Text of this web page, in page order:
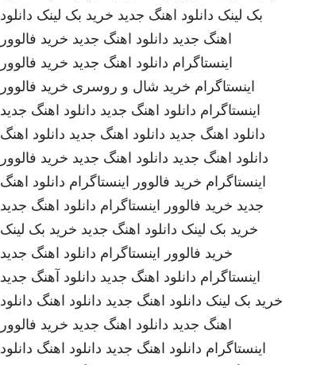
بک لینک دانلود اهنگ جدید خرید بک لینک دانلود
اهنگ جدید دانلود اهنگ جدید خرید فالوور
اینستاگرام دانلود اهنگ جدید خرید فالوور
اینستاگرام خرید شال و روسری خرید فالوور
اینستاگرام دانلود اهنگ جدید دانلود اهنگ جدید
دانلود اهنگ جدید دانلود اهنگ جدید دانلود اهنگ
دانلود اهنگ جدید دانلود اهنگ جدید خرید فالوور
اینستاگرام خرید فالوور اینستاگرام دانلود اهنگ
جدید خرید فالوور اینستاگرام دانلود اهنگ جدید
خرید بک لینک دانلود اهنگ جدید خرید بک لینک
خرید فالوور اینستاگرام دانلود اهنگ جدید
اینستاگرام دانلود اهنگ جدید دانلود آهنگ جدید
خرید بک لینک دانلود اهنگ جدید دانلود اهنگ دانلود
اهنگ جدید دانلود اهنگ جدید خرید فالوور
اینستاگرام دانلود اهنگ جدید دانلود اهنگ دانلود